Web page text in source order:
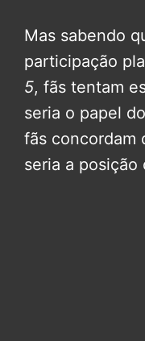
Mas sabendo
participação
5, fãs tentam
seria o papel
fãs concordam
seria a posição